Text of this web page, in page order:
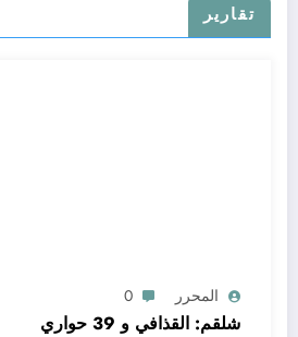
تقارير
المحرر 0
شلقم: القذافي و 39 حواري